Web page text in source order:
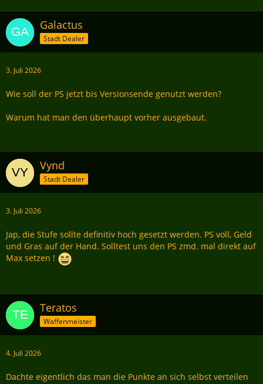
Galactus
Stadt Dealer
3. Juli 2026
Wie soll der PS jetzt bis Versionsende genutzt werden?
Warum hat man den überhaupt vorher ausgebaut.
Vynd
Stadt Dealer
3. Juli 2026
Jap, die Stufe sollte definitiv hoch gesetzt werden. PS voll, Geld
und Gras auf der Hand. Solltest uns den PS zmd. mal direkt auf
Max setzen !
Teratos
Waffenmeister
4. Juli 2026
Dachte eigentlich das man die Punkte an sich selbst verteilen